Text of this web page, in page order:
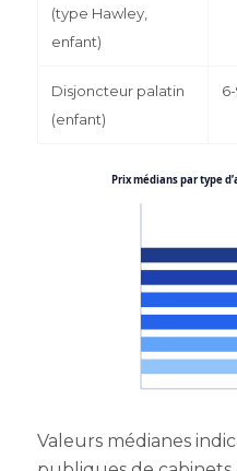
(type Hawley,
enfant)
Disjoncteur palatin
(enfant)
Prix médians par type
Valeurs médianes